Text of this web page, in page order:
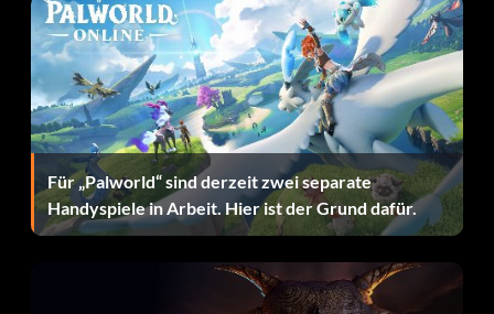
Für „Palworld“ sind derzeit zwei separate
Handyspiele in Arbeit. Hier ist der Grund dafür.